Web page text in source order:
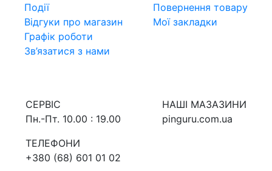
Події
Відгуки про магазин
Графік роботи
Зв’язатися з нами
Повернення товару
Мої закладки
СЕРВIС
Пн.-Пт. 10.00 : 19.00
ТЕЛЕФОНИ
+380 (68) 601 01 02
НАШI МАЗАЗИНИ
pinguru.com.ua